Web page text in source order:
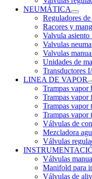
NEUMÁTICA
Reguladores
Racores y
Valvula
Valvulas
Valvulas
Unidades de
Transductores I/
LINEA DE VAPOR
Trampas vapor
Trampas vapor
Trampas vapor
Trampas vapor
Válvulas de
Mezcladora
Válvulas
Válvulas
Manifold para
Válvulas de